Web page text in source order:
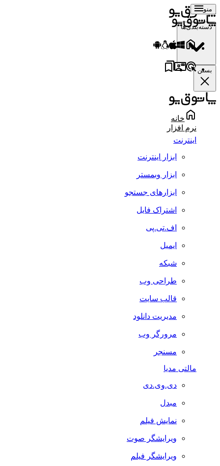
منو
دسته‌بندی‌ها
بستن
خانه
نرم افزار
اینترنت
ابزار اینترنت
ابزار وبمستر
ابزارهای جستجو
اشتراک فایل
اف.تی.پی
ایمیل
شبکه
طراحی وب
قالب سایت
مدیریت دانلود
مرورگر وب
مسنجر
مالتی مدیا
دی.وی.دی
مبدل
نمایش فیلم
ویرایشگر صوت
ویرایشگر فیلم